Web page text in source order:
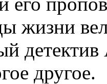
жизни
детектив
другое.